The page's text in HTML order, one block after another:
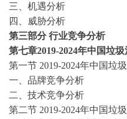
三、机遇分析
四、威胁分析
第三部分 行业竞争分析
第七章2019-2024年中国垃
第一节 2019-2024年中国垃
一、品牌竞争分析
二、技术竞争分析
第二节 2019-2024年中国垃